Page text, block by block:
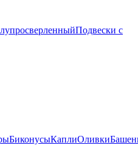
Подвески с
БиконусыКаплиОливки